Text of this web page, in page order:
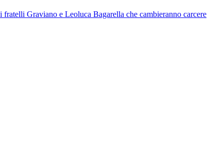
Graviano e Leoluca Bagarella che cambieranno carcere